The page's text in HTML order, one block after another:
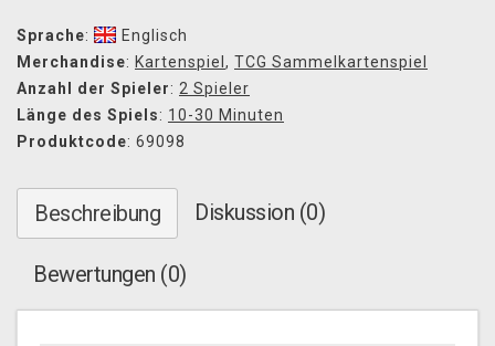
Sprache:
Englisch
Merchandise: Kartenspiel , TCG Sammelkartenspiel
Anzahl der Spieler: 2 Spieler
Länge des Spiels: 10-30 Minuten
Produktcode: 69098
Beschreibung Diskussion (0)
Bewertungen (0)